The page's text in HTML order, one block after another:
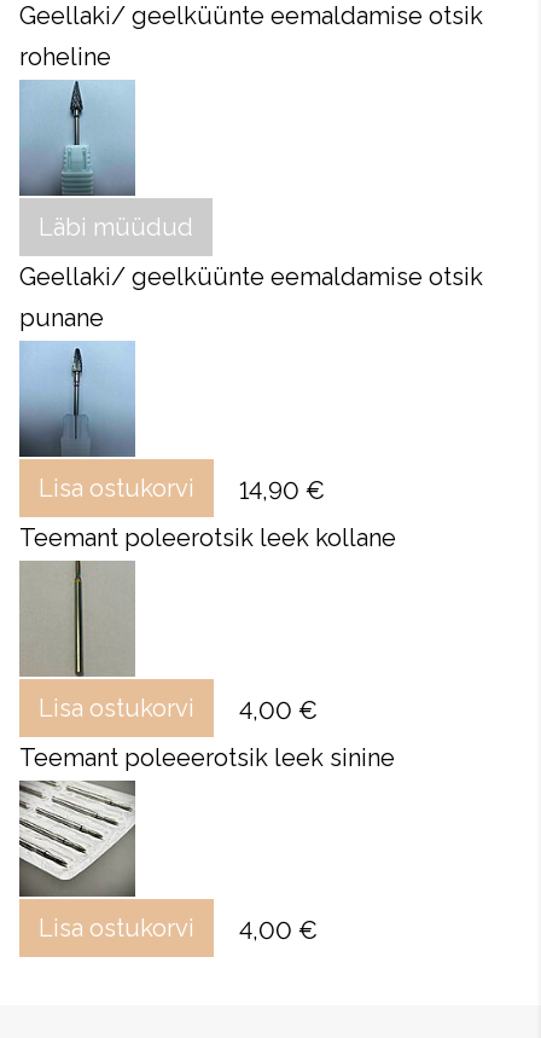
Geellaki/ geelküünte eemaldamise otsik
roheline
Läbi müüdud
Geellaki/ geelküünte eemaldamise otsik
punane
Lisa ostukorvi
14,90 €
Teemant poleerotsik leek kollane
Lisa ostukorvi
4,00 €
Teemant poleeerotsik leek sinine
Lisa ostukorvi 4,00 €